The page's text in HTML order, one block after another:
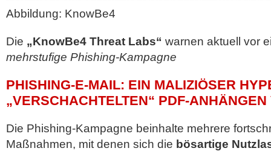
Abbildung: KnowBe4
Die „KnowBe4 Threat Labs“ warnen aktuell vor
mehrstufige Phishing-Kampagne
PHISHING-E-MAIL: EIN MALIZIÖSER
„VERSCHACHTELTEN“ PDF-
Die Phishing-Kampagne beinhalte mehrere
Maßnahmen, mit denen sich die bösartige